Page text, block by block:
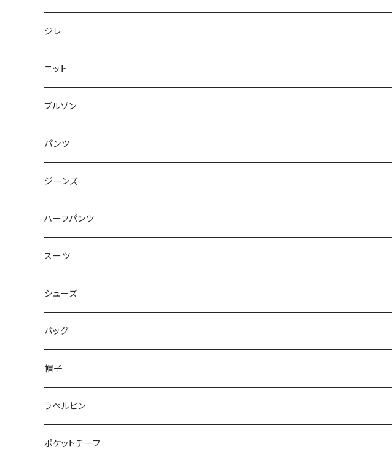
50/XL～
48/L
50/XL～
46/M
48/L
50/XL～
～44/S
46/M
48/L
50/XL～
ジレ
～44/S
46/M
48/L
50/XL～
ニット
～44/S
46/M
48/L
50/XL～
ブルゾン
～44/S
46/M
48/L
50/XL～
パンツ
～44/S
46/M
48/L
50/XL～
ジーンズ
～44/S
46/M
48/L
50/XL～
ハーフパンツ
～44/S
46/M
48/L
50/XL～
スーツ
～44/S
46/M
48/L
50/XL～
シューズ
～25.5cm
26cm～
27cm～
28cm～
バッグ
帽子
ラペルピン
ポケットチーフ